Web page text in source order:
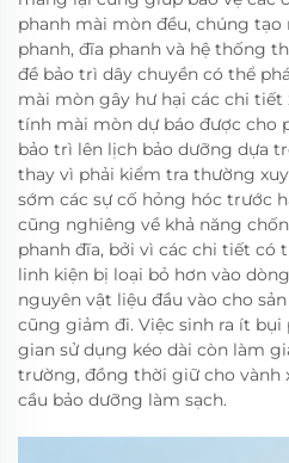
phanh mài mòn đều, chúng
phanh, đĩa phanh và hệ thống
đề bảo trì dây chuyền có thể
mài mòn gây hư hại các chi tiết
tính mài mòn dự báo được cho
bảo trì lên lịch bảo dưỡng dựa
thay vì phải kiểm tra thường
sớm các sự cố hỏng hóc trước
cũng nghiêng về khả năng
phanh đĩa, bởi vì các chi tiết có
linh kiện bị loại bỏ hơn vào
nguyên vật liệu đầu vào cho
cũng giảm đi. Việc sinh ra ít
gian sử dụng kéo dài còn làm
trường, đồng thời giữ cho vành
cầu bảo dưỡng làm sạch.